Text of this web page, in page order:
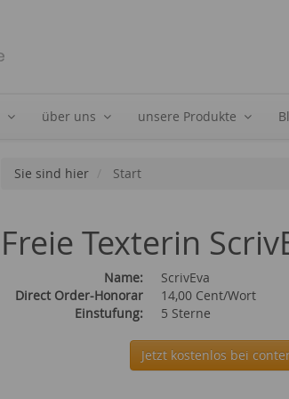
über uns unsere Produkte
Sie sind hier Start
Freie Texterin
Name:
ScrivEva
Direct Order-Honorar
14,00 Cent/Wort
Einstufung:
5 Sterne
Jetzt kostenlos bei